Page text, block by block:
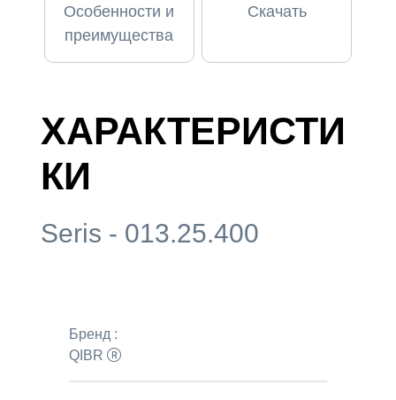
Особенности и
преимущества
Скачать
ХАРАКТЕРИСТИ
КИ
Seris - 013.25.400
Бренд :
QIBR